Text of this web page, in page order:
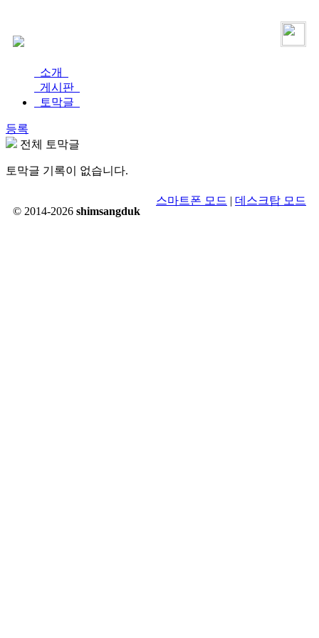
소개
게시판
토막글
등록
전체 토막글
토막글 기록이 없습니다.
© 2014-2026 shimsangduk
스마트폰 모드 | 데스크탑 모드